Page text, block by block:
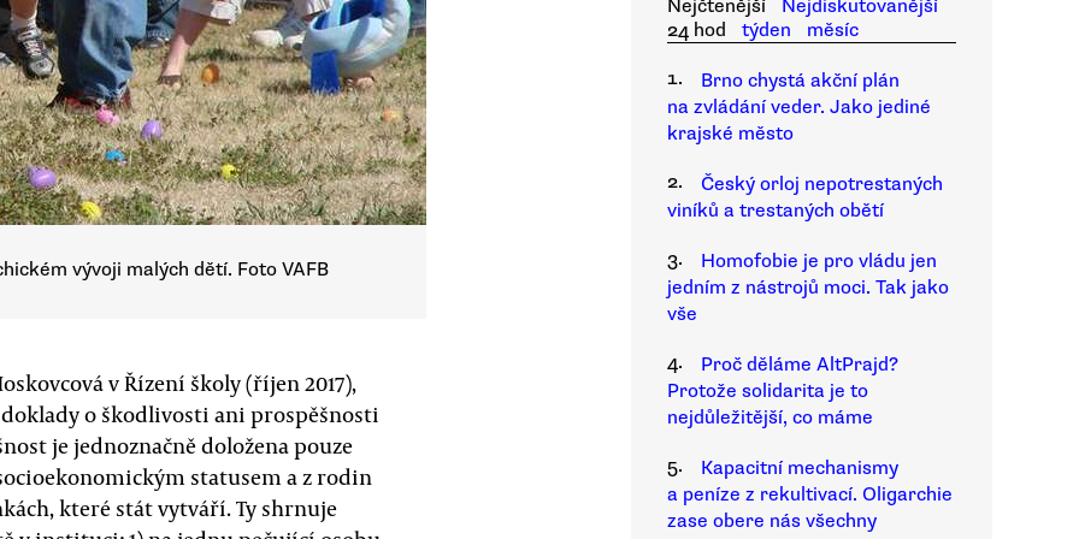
vývoji malých dětí. Foto VAFB
v Řízení školy (říjen 2017),
o škodlivosti ani prospěšnosti
je jednoznačně doložena pouze
statusem a z rodin
které stát vytváří. Ty shrnuje
Nejčtenější
Nejdiskutovanější
24 hod
týden
měsíc
1.
Brno chystá akční plán
na zvládání veder. Jako jediné
krajské město
2.
Český orloj nepotrestaných
viníků a trestaných obětí
3.
Homofobie je pro vládu jen
jedním z nástrojů moci. Tak jako
vše
4.
Proč děláme AltPrajd?
Protože solidarita je to
nejdůležitější, co máme
5.
Kapacitní mechanismy
a peníze z rekultivací. Oligarchie
zase obere nás všechny